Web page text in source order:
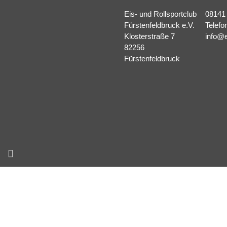
Eis- und Rollsportclub
Fürstenfeldbruck e.V.
Klosterstraße 7
82256
Fürstenfeldbruck